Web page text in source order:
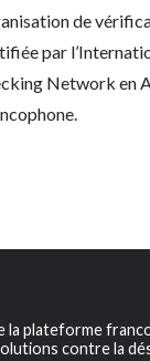
de
par
Network en
la plateforme
contre la